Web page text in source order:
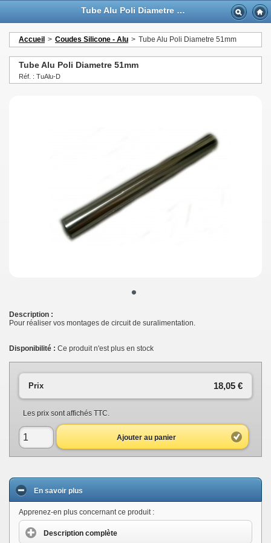
Tube Alu Poli Diametre 51mm - GTTurbo-online
Accueil > Coudes Silicone - Alu > Tube Alu Poli Diametre 51mm
Tube Alu Poli Diametre 51mm
Réf. : TuAlu-D
•
Description :
Pour réaliser vos montages de circuit de suralimentation.
Disponibilité : Ce produit n'est plus en stock
18,05 €
Prix
Les prix sont affichés TTC.
Ajouter au panier
En savoir plus
Apprenez-en plus concernant ce produit :
Description complète